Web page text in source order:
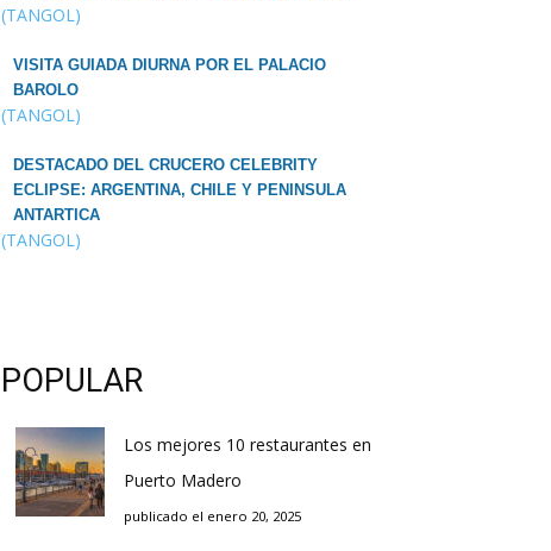
(TANGOL)
VISITA GUIADA DIURNA POR EL PALACIO
BAROLO
(TANGOL)
DESTACADO DEL CRUCERO CELEBRITY
ECLIPSE: ARGENTINA, CHILE Y PENINSULA
ANTARTICA
(TANGOL)
POPULAR
Los mejores 10 restaurantes en
Puerto Madero
publicado el enero 20, 2025